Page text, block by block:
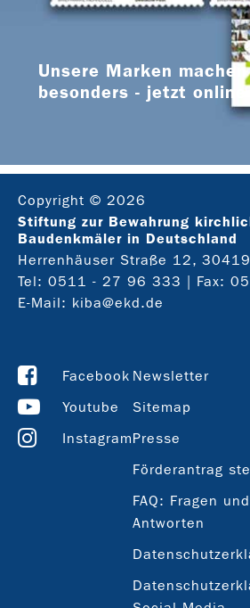
Unsere Marken
besonders - jetzt
Copyright © 2026
Stiftung zur Bewahrung
Baudenkmäler in Deutschland
Herrenhäuser Straße 12,
Tel: 0511 - 27 96 333
| Fax:
E-Mail: kiba@ekd.de
Facebook
Youtube
Instagram
Newsletter
Sitemap
Presse
Förderantrag
FAQ: Fragen und
Antworten